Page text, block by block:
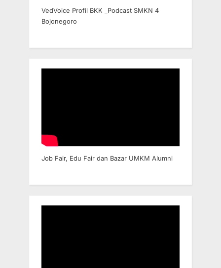
VedVoice Profil BKK _Podcast SMKN 4
Bojonegoro
Job Fair, Edu Fair dan Bazar UMKM Alumni